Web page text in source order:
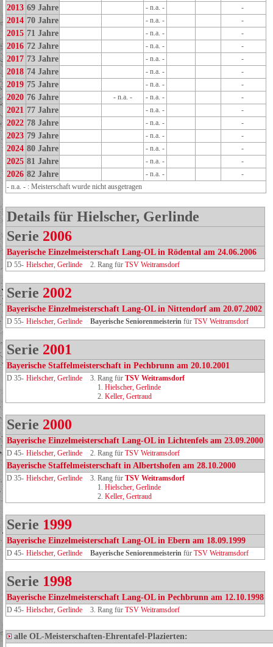
2013 69 Jahre - n.a. - -
2014 70 Jahre - n.a. - -
2015 71 Jahre - n.a. - -
2016 72 Jahre - n.a. - -
2017 73 Jahre - n.a. - -
2018 74 Jahre - n.a. - -
2019 75 Jahre - n.a. - -
2020 76 Jahre - n.a. - - n.a. - -
2021 77 Jahre - n.a. - -
2022 78 Jahre - n.a. - -
2023 79 Jahre - n.a. - -
2024 80 Jahre - n.a. - -
2025 81 Jahre - n.a. - -
2026 82 Jahre - n.a. -
-
- n.a. - : Meisterschaft wurde nicht ausgetragen
Details für Hielscher, Gerlinde
Serie 2006
Bayerische Einzelmeisterschaft Lang-OL in Rödental am 24.06.2006
D 55- Hielscher, Gerlinde 2. Rang für TSV Weitramsdorf
Serie 2002
Bayerische Einzelmeisterschaft Lang-OL in Nittendorf am 20.07.2002
D 55- Hielscher, Gerlinde Bayerische Seniorenmeisterin für TSV Weitramsdorf
Serie 2001
Bayerische Staffelmeisterschaft in Pechbrunn am 20.10.2001
D 35- Hielscher, Gerlinde 3. Rang für TSV Weitramsdorf
1. Hielscher, Gerlinde
2. Keller, Gertraud
Serie 2000
Bayerische Einzelmeisterschaft Lang-OL in Lichtenfels am 23.09.2000
D 45- Hielscher, Gerlinde 2. Rang für TSV Weitramsdorf
Bayerische Staffelmeisterschaft in Albertshofen am 28.10.2000
D 35- Hielscher, Gerlinde 3. Rang für TSV Weitramsdorf
1. Hielscher, Gerlinde
2. Keller, Gertraud
Serie 1999
Bayerische Einzelmeisterschaft Lang-OL in Ebern am 18.09.1999
D 45- Hielscher, Gerlinde Bayerische Seniorenmeisterin für TSV Weitramsdorf
Serie 1998
Bayerische Einzelmeisterschaft Lang-OL in Pechbrunn am 12.10.1998
D 45- Hielscher, Gerlinde 3. Rang für TSV Weitramsdorf
alle OL-Meisterschaften-Ehrentafel-Plazierten: